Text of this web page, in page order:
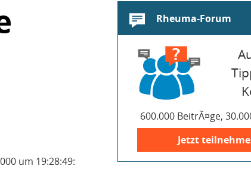
um 19:28:49:
Rheuma-Forum
600.000 BeitrÃ¤ge,
Jetzt